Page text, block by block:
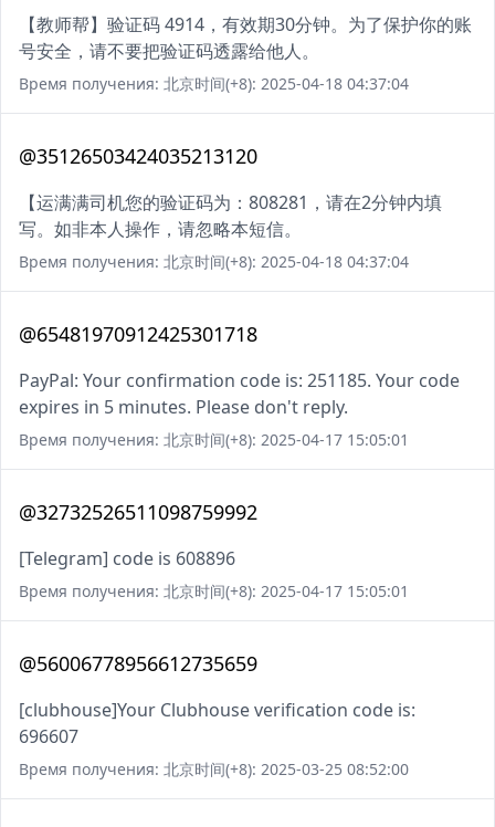
【教师帮】验证码 4914，有效期30分钟。为了保护你的账
号安全，请不要把验证码透露给他人。
Время получения: 北京时间(+8): 2025-04-18 04:37:04
@35126503424035213120
【运满满司机您的验证码为：808281，请在2分钟内填
写。如非本人操作，请忽略本短信。
Время получения: 北京时间(+8): 2025-04-18 04:37:04
@65481970912425301718
PayPal: Your confirmation code is: 251185. Your code
expires in 5 minutes. Please don't reply.
Время получения: 北京时间(+8): 2025-04-17 15:05:01
@32732526511098759992
[Telegram] code is 608896
Время получения: 北京时间(+8): 2025-04-17 15:05:01
@56006778956612735659
[clubhouse]Your Clubhouse verification code is:
696607
Время получения: 北京时间(+8): 2025-03-25 08:52:00